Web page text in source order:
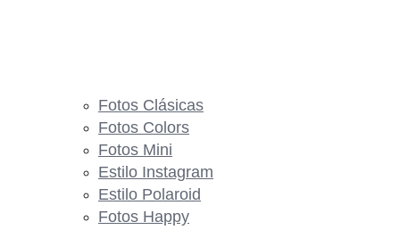
Fotos Clásicas
Fotos Colors
Fotos Mini
Estilo Instagram
Estilo Polaroid
Fotos Happy